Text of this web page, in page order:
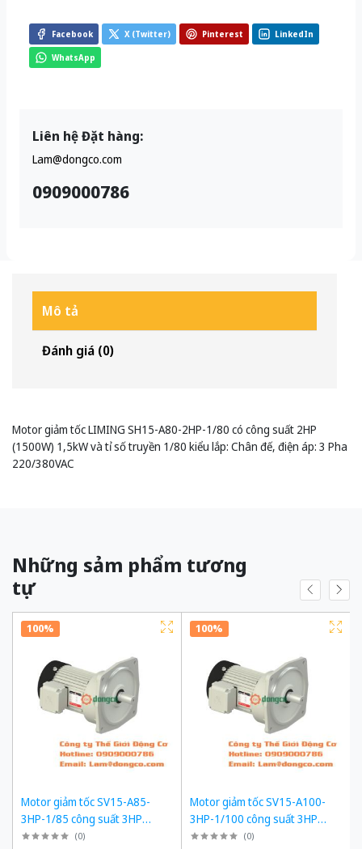
Facebook X (Twitter) Pinterest LinkedIn
WhatsApp
Liên hệ Đặt hàng:
Lam@dongco.com
0909000786
Mô tả
Đánh giá (0)
Motor giảm tốc LIMING SH15-A80-2HP-1/80 có công suất 2HP
(1500W) 1,5kW và tỉ số truyền 1/80 kiểu lắp: Chân đế, điện áp: 3 Pha
220/380VAC
Những sảm phẩm tương
tự
100%
Motor giảm tốc SV15-A85-
3HP-1/85 công suất 3HP
(2200W) 2,2kW 1/85 kiểu lắp
(0)
100%
Motor giảm tốc SV15-A100-
3HP-1/100 công suất 3HP
(2200W) 2,2kW 1/100 kiểu lắp
(0)